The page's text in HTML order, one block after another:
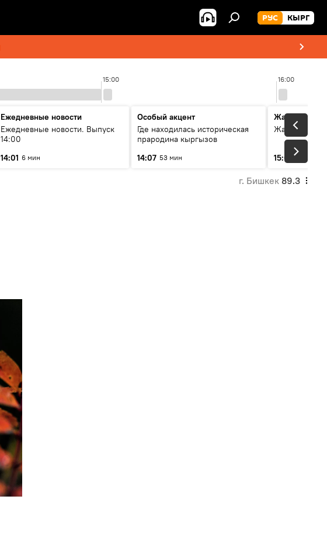
РУС КЫРГ
15:00 16:00
Ежедневные новости
Ежедневные новости. Выпуск
14:00
14:01 6 мин
Особый акцент
Где находилась историческая
прародина кыргызов
14:07 53 мин
Жаңылыктар
15:01 3 мин
г. Бишкек 89.3